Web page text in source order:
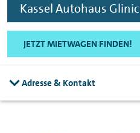
Kassel Autohaus
JETZT MIETWAGEN FINDEN!
Adresse & Kontakt